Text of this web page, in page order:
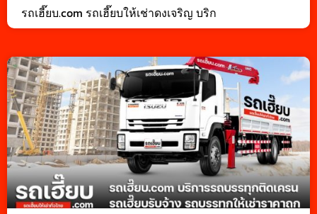
รถเฮี๊ยบ.com รถเฮี๊ยบให้เช่าดงเจริญ บริก